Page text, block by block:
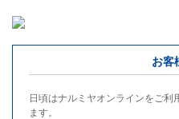
お客
日頃はナルミヤオンラインをご
ます。